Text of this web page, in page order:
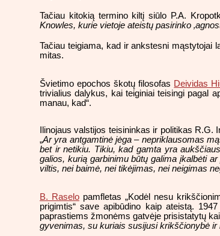
Tačiau kitokią termino kiltį siūlo P.A.
Knowles, kurie vietoje ateistų pasirinko
Tačiau teigiama, kad ir ankstesni mąstytojai
mitas.
Švietimo epochos škotų filosofas Deividas
trivialius dalykus, kai teiginiai teisingi pagal
manau, kad“.
Ilinojaus valstijos teisininkas ir politikas
„Ar yra antgamtinė jėga – nepriklausomas
bet ir netikiu. Tikiu, kad gamta yra
galios, kurią garbinimu būtų galima įkalbėti
viltis, nei baimė, nei tikėjimas, nei neigimas
B. Raselo pamfletas „Kodėl nesu
prigimtis“ save apibūdino kaip ateistą.
paprastiems žmonėms gatvėje prisistatytų
gyvenimas, su kuriais susijusi krikščionybė